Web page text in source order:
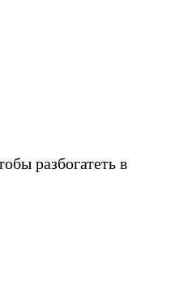
разбогатеть в